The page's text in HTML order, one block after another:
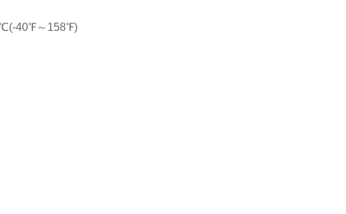
40℉～158℉)